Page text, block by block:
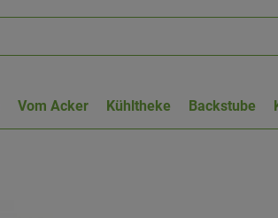
Vom Acker Kühltheke Backstube